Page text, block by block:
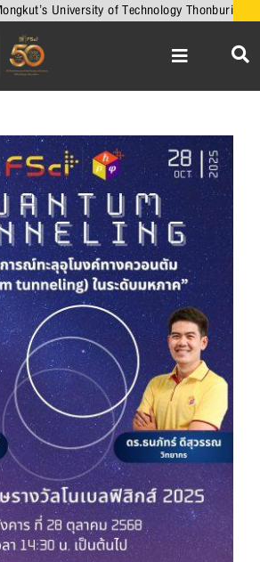
University of Technology Thonburi
Toggle
Navigation
ทศ
View
Larger
Image